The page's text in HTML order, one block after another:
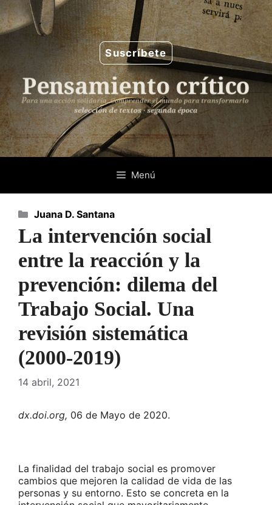
Saltar
al
contenido
Suscríbete
Menú
La intervención social
entre la reacción y la
prevención: dilema del
Trabajo Social. Una
revisión sistemática
(2000-­2019)
14 abril, 2021
dx.doi.org, 06 de Mayo de 2020.
La finalidad del trabajo social es promover
cambios que mejoren la calidad de vida de las
personas y su entorno. Esto se concreta en la
Categorías
Juana D. Santana